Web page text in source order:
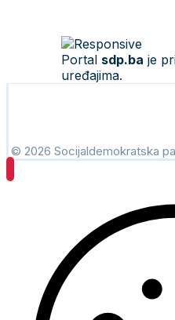
Portal sdp.ba je
uređajima.
© 2026 Socijaldemokratska